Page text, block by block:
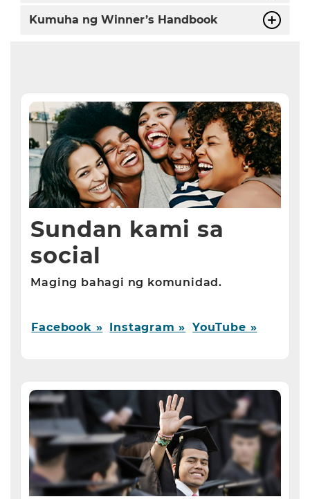
Kumuha ng Winner’s Handbook
Sundan kami sa
social
Maging bahagi ng komunidad.
Facebook » Instagram » YouTube »